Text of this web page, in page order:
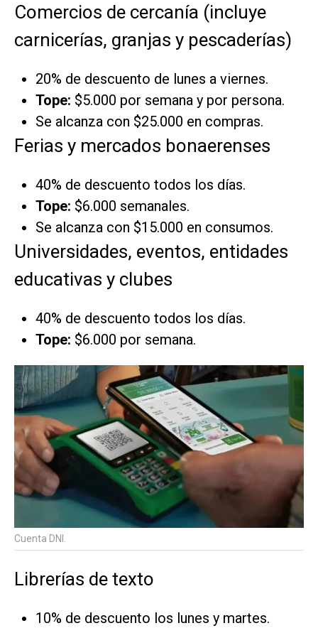
Comercios de cercanía (incluye
carnicerías, granjas y pescaderías)
20% de descuento de lunes a viernes.
Tope: $5.000 por semana y por persona.
Se alcanza con $25.000 en compras.
Ferias y mercados bonaerenses
40% de descuento todos los días.
Tope: $6.000 semanales.
Se alcanza con $15.000 en consumos.
Universidades, eventos, entidades
educativas y clubes
40% de descuento todos los días.
Tope: $6.000 por semana.
Cuenta DNI.
Librerías de texto
10% de descuento los lunes y martes.